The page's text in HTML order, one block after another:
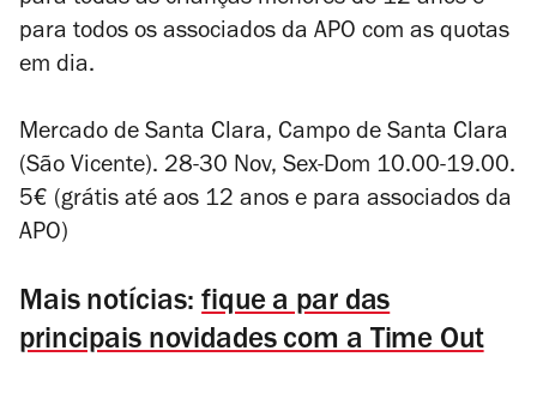
para todos os associados da APO com as quotas
em dia.
Mercado de Santa Clara, Campo de Santa Clara
(São Vicente). 28-30 Nov, Sex-Dom 10.00-19.00.
5€ (grátis até aos 12 anos e para associados da
APO)
Mais notícias:fique a par das
principais novidades com a Time Out